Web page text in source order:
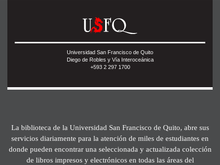
Universidad San Francisco de Quito
Diego de Robles y Vía Interoceánica
+593 2 297 1700
La biblioteca de la Universidad San Francisco de Quito, abre sus
servicios diariamente para la atención de miles de estudiantes en
donde pueden encontrar una seleccionada y actualizada colección
de libros impresos y electrónicos en todas las áreas del